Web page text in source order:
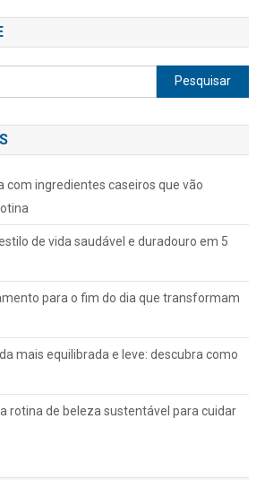
Pesquisar
por:
com ingredientes caseiros que vão
de vida saudável e duradouro em 5
para o fim do dia que transformam
mais equilibrada e leve: descubra como
rotina de beleza sustentável para cuidar